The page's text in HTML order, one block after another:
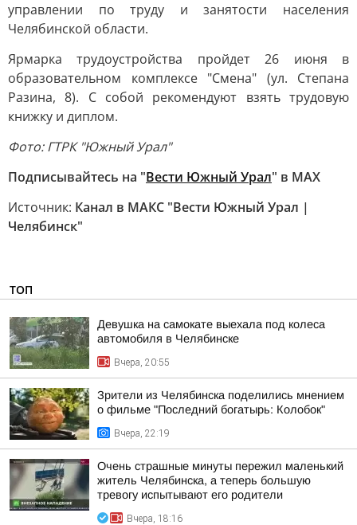
управлении по труду и занятости населения
Челябинской области.
Ярмарка трудоустройства пройдет 26 июня в
образовательном комплексе "Смена" (ул. Степана
Разина, 8). С собой рекомендуют взять трудовую
книжку и диплом.
Фото: ГТРК "Южный Урал"
Подписывайтесь на "Вести Южный Урал" в MAХ
Источник: Канал в МАКС "Вести Южный Урал |
Челябинск"
ТОП
Девушка на самокате выехала под колеса
автомобиля в Челябинске
Вчера, 20:55
Зрители из Челябинска поделились мнением
о фильме "Последний богатырь: Колобок"
Вчера, 22:19
Очень страшные минуты пережил маленький
житель Челябинска, а теперь большую
тревогу испытывают его родители
Вчера, 18:16